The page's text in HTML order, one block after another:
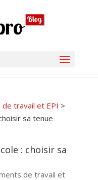
travail et EPI >
sa tenue
: choisir sa
de travail et